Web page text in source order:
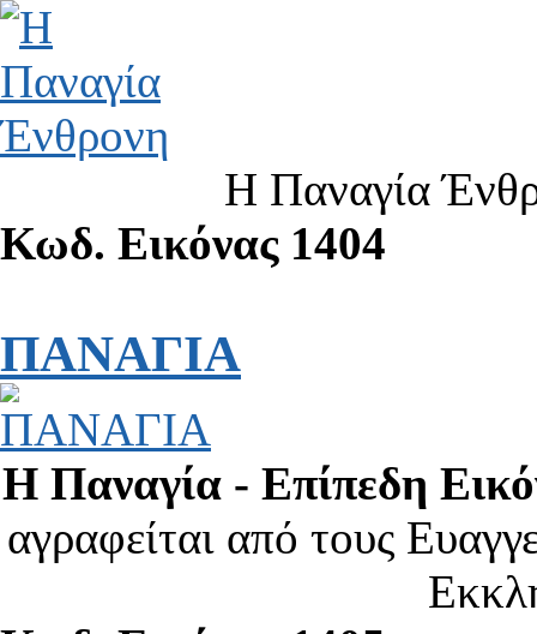
Η Παναγία
Κωδ. Εικόνας 1404
ΠΑΝΑΓΙΑ
Η Παναγία - Επίπεδη
α­γρα­φεί­ται α­πό τους